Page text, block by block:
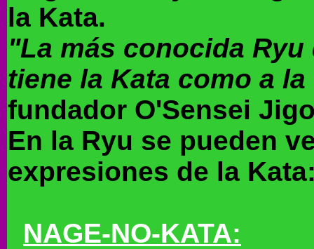
la Kata.
"La más conocida
tiene la Kata como a
fundador O'Sensei
En la Ryu se pueden
expresiones de la
NAGE-NO-KATA: